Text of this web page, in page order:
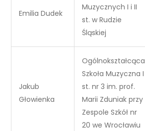
Emilia Dudek
Muzycznych I i II
st. w Rudzie
Śląskiej
Jakub
Głowienka
Ogólnokształcąca
Szkoła Muzyczna I
st. nr 3 im. prof.
Marii Zduniak przy
Zespole Szkół nr
20 we Wrocławiu